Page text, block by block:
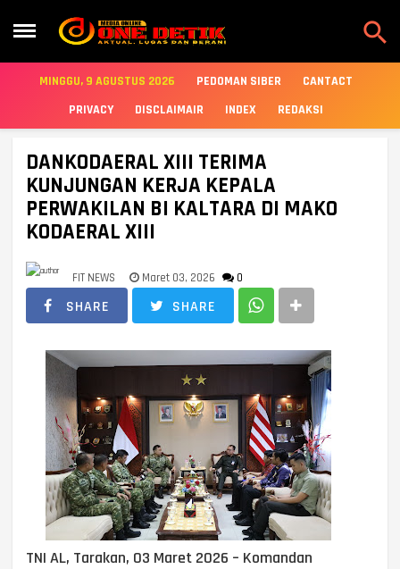

MINGGU, 9 AGUSTUS 2026 PEDOMAN SIBER
CANTACT
PRIVACY
DISCLAIMAIR INDEX REDAKSI
DANKODAERAL XIII TERIMA
KUNJUNGAN KERJA KEPALA
PERWAKILAN BI KALTARA DI MAKO
KODAERAL XIII
FIT NEWS Maret 03, 2026 0
SHARE SHARE
TNI AL, Tarakan, 03 Maret 2026 – Komandan